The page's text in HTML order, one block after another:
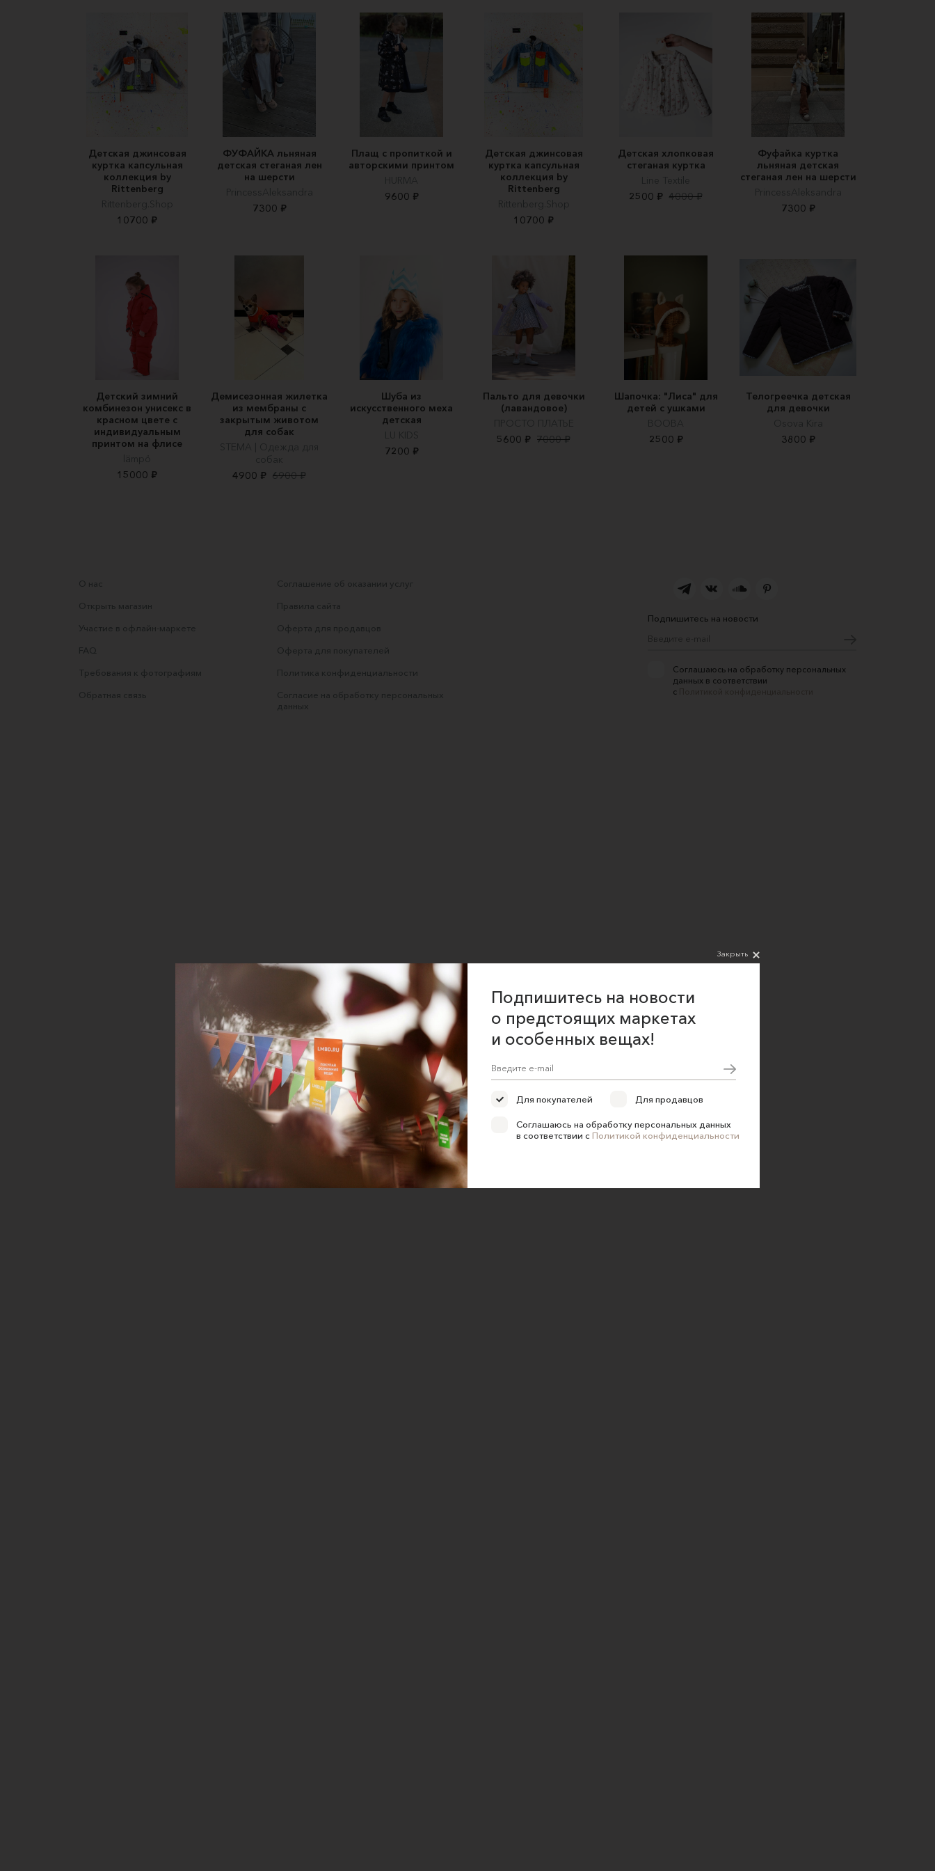
Детская джинсовая
куртка капсульная
коллекция by
Rittenberg
Rittenberg.Shop
10700 ₽
ФУФАЙКА льняная
детская стеганая лен
на шерсти
PrincessAleksandra
7300 ₽
Плащ с пропиткой и
авторскими принтом
HURMA
9600 ₽
Детская джинсовая
куртка капсульная
коллекция by
Rittenberg
Rittenberg.Shop
10700 ₽
Детская хлопковая
стеганая куртка
Line Textile
2500 ₽ 4000 ₽
Фуфайка куртка
льняная детская
стеганая лен на шерсти
PrincessAleksandra
7300 ₽
Детский зимний
комбинезон унисекс в
красном цвете с
индивидуальным
принтом на флисе
lämpö
15000 ₽
Демисезонная жилетка
из мембраны с
закрытым животом
для собак
STEMA | Одежда для
собак
4900 ₽ 6900 ₽
Шуба из
искусственного меха
детская
LU KIDS
7200 ₽
Пальто для девочки
(лавандовое)
ПРОСТО ПЛАТЬЕ
5600 ₽ 7000 ₽
Шапочка: "Лиса" для
детей с ушками
BOOBA
2500 ₽
Телогреечка детская
для девочки
Osova Kira
3800 ₽
О нас
Открыть магазин
Участие в офлайн-маркете
FAQ
Требования к фотографиям
Обратная связь
Соглашение об оказании услуг
Правила сайта
Оферта для продавцов
Оферта для покупателей
Политика конфиденциальности
Согласие на обработку персональных
данных
Подпишитесь на новости
Соглашаюсь на обработку персональных
данных в соответствии
с
Закрыть
Подпишитесь на новости
о предстоящих маркетах
и особенных вещах!
Для покупателей Для продавцов
Соглашаюсь на обработку персональных данных
в соответствии с Политикой конфиденциальности